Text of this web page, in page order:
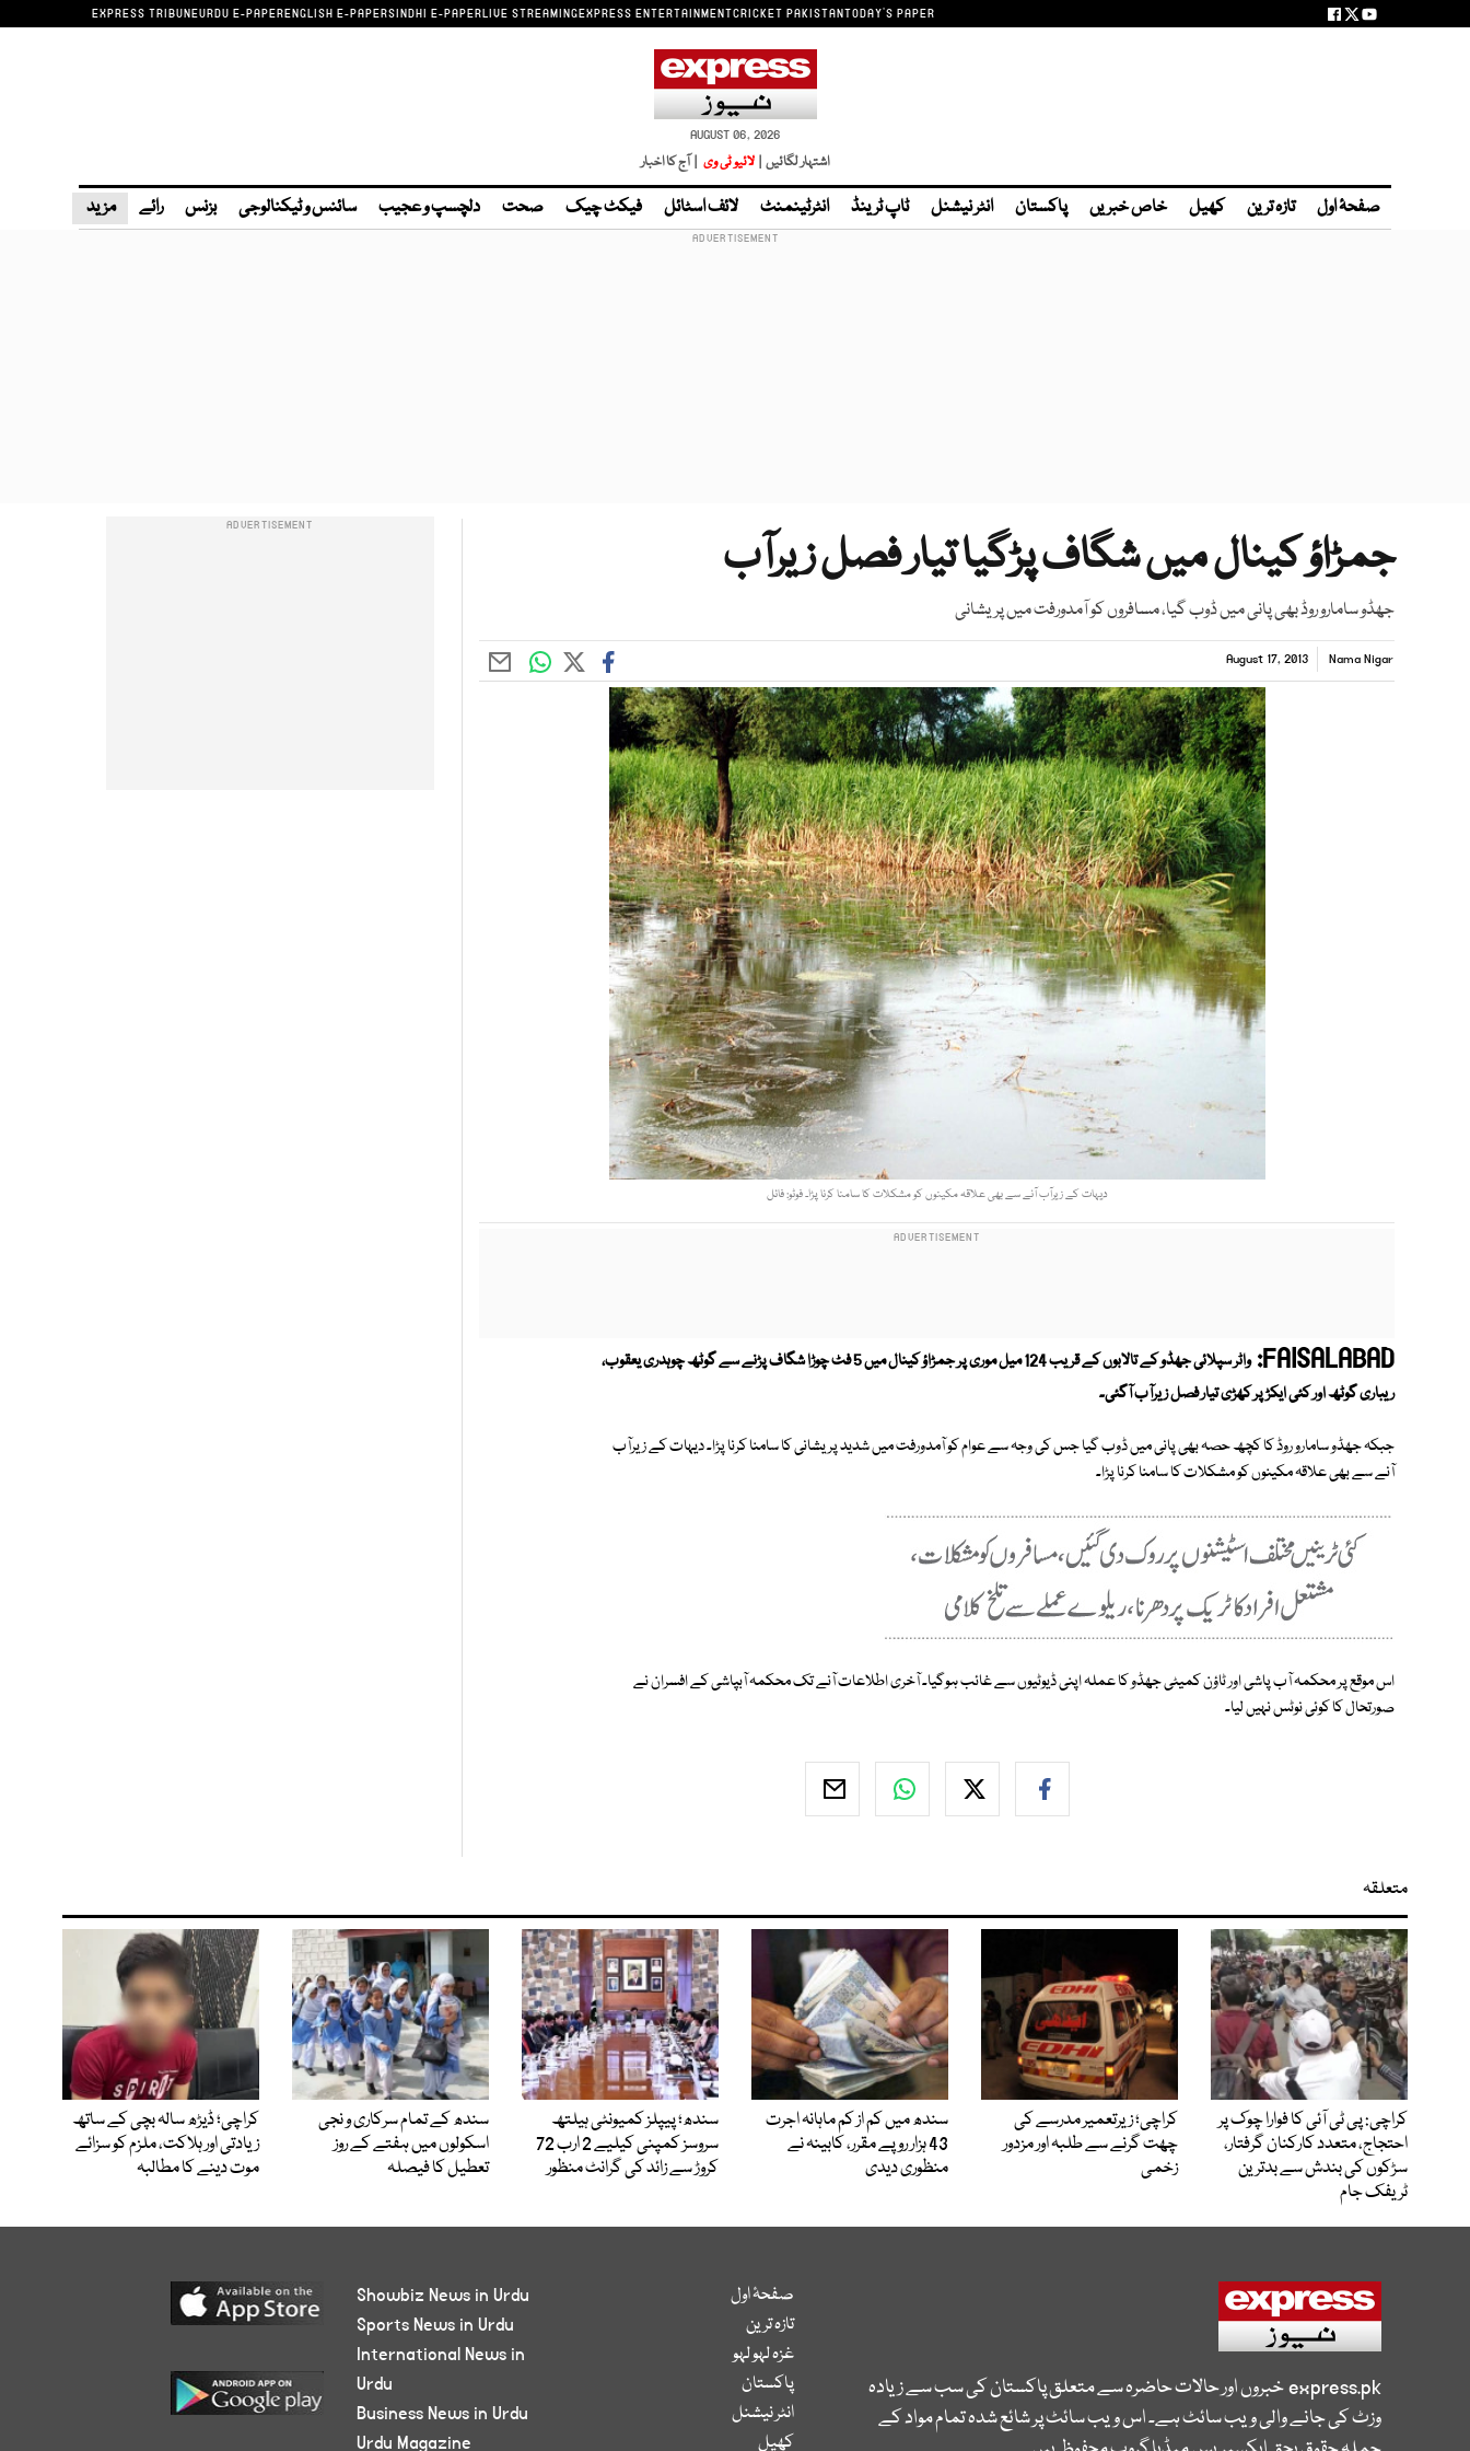
EXPRESS TRIBUNEURDU E-PAPERENGLISH E-PAPERSINDHI E-PAPERLIVE STREAMINGEXPRESS ENTERTAINMENTCRICKET PAKISTANTODAY'S PAPER
AUGUST 06, 2026
اشتہار لگائیں | لائیو ٹی وی | آج کا اخبار
صفحۂ اول تازہ ترین کھیل خاص خبریں پاکستان انٹر نیشنل ٹاپ ٹرینڈ انٹرٹینمنٹ لائف اسٹائل فیکٹ چیک صحت دلچسپ و عجیب سائنس و ٹیکنالوجی بزنس رائے مزید
جمڑاؤ کینال میں شگاف پڑگیا تیار فصل زیرآب
جھڈو سامارو روڈ بھی پانی میں ڈوب گیا، مسافروں کو آمدورفت میں پریشانی
Nama Nigar
August 17, 2013
دیہات کے زیرآب آنے سے بھی علاقہ مکینوں کو مشکلات کا سامنا کرنا پڑا۔ فوٹو: فائل
FAISALABAD:
واٹر سپلائی جھڈو کے تالابوں کے قریب 124 میل موری پر جمڑاؤ کینال میں 5 فٹ چوڑا شگاف پڑنے سے گوٹھ چوہدری یعقوب،
ریباری گوٹھ اور کئی ایکڑ پر کھڑی تیار فصل زیرآب آگئی۔
جبکہ جھڈو سامارو روڈ کا کچھ حصہ بھی پانی میں ڈوب گیا جس کی وجہ سے عوام کو آمدورفت میں شدید پریشانی کا سامنا کرنا پڑا۔ دیہات کے زیرآب
آنے سے بھی علاقہ مکینوں کو مشکلات کا سامنا کرنا پڑا۔
اس موقع پر محکمہ آب پاشی اور ٹاؤن کمیٹی جھڈو کا عملہ اپنی ڈیوٹیوں سے غائب ہوگیا۔ آخری اطلاعات آنے تک محکمہ آبپاشی کے افسران نے
صورتحال کا کوئی نوٹس نہیں لیا۔
متعلقہ
کراچی: پی ٹی آئی کا فوارا چوک پر
احتجاج، متعدد کارکنان گرفتار،
سڑکوں کی بندش سے بدترین
ٹریفک جام
کراچی؛ زیرتعمیر مدرسے کی
چھت گرنے سے طلبہ اور مزدور
زخمی
سندھ میں کم از کم ماہانہ اجرت
43 ہزار روپے مقرر، کابینہ نے
منظوری دیدی
سندھ؛ پیپلز کمیونٹی ہیلتھ
سروسز کمپنی کیلیے 2 ارب 72
کروڑ سے زائد کی گرانٹ منظور
سندھ کے تمام سرکاری و نجی
اسکولوں میں ہفتے کے روز
تعطیل کا فیصلہ
کراچی؛ ڈیڑھ سالہ بچی کے ساتھ
زیادتی اور ہلاکت، ملزم کو سزائے
موت دینے کا مطالبہ
express.pkخبروں اور حالات حاضرہ سے متعلق پاکستان کی سب سے زیادہ
وزٹ کی جانے والی ویب سائٹ ہے۔ اس ویب سائٹ پر شائع شدہ تمام مواد کے
صفحۂ اول
تازہ ترین
غزہ لہو لہو
پاکستان
انٹر نیشنل
کھیل
Showbiz News in Urdu
Sports News in Urdu
International News in
Urdu
Business News in Urdu
Urdu Magazine